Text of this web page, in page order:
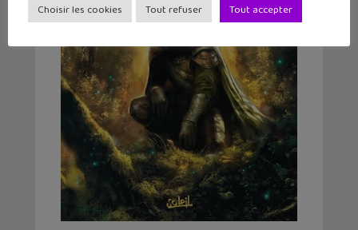
Choisir les cookies Tout refuser Tout accepter